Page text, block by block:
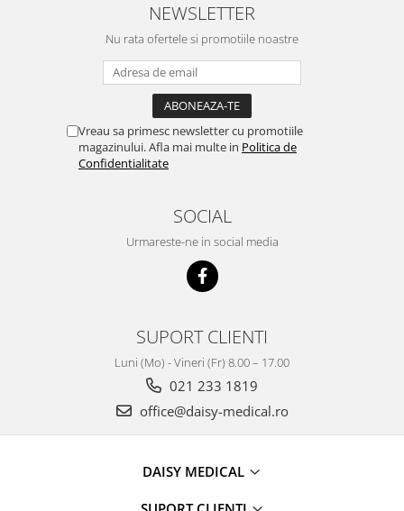
Stomatologie veterinara
NEWSLETTER
Nu rata ofertele si promotiile noastre
Vreau sa primesc newsletter cu promotiile
magazinului. Afla mai multe in Politica de
Confidentialitate
SOCIAL
Urmareste-ne in social media
SUPORT CLIENTI
Luni (Mo) - Vineri (Fr) 8.00 – 17.00
021 233 1819
office@daisy-medical.ro
DAISY MEDICAL